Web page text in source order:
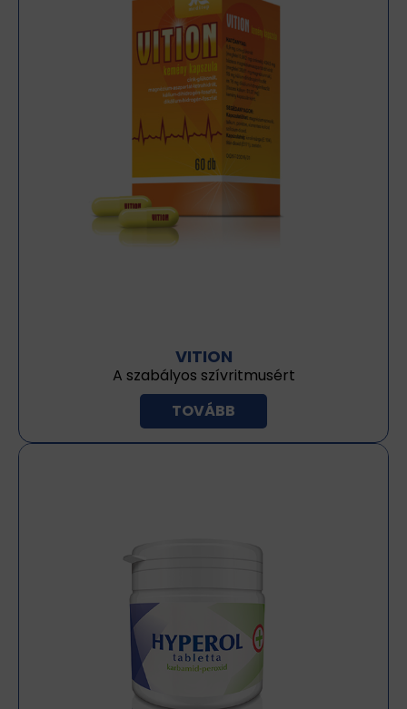
VITION
A szabályos szívritmusért
TOVÁBB